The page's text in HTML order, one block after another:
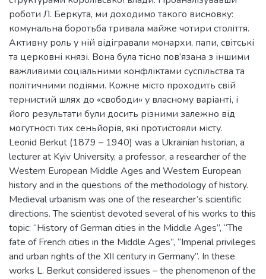
роботи Л. Беркута, ми доходимо такого висновку:
комунальна боротьба тривала майже чотири століття.
Активну роль у ній відігравали монархи, папи, світські
та церковні князі. Вона була тісно пов’язана з іншими
важливими соціальними конфліктами суспільства та
політичними подіями. Кожне місто проходить свій
тернистий шлях до «свободи» у власному варіанті, і
його результати були досить різними залежно від
могутності тих сеньйорів, які протистояли місту.
Leonid Berkut (1879 – 1940) was a Ukrainian historian, a
lecturer at Kyiv University, a professor, a researcher of the
Western European Middle Ages and Western European
history and in the questions of the methodology of history.
Medieval urbanism was one of the researcher’s scientific
directions. The scientist devoted several of his works to this
topic: “History of German cities in the Middle Ages”, “The
fate of French cities in the Middle Ages”, “Imperial privileges
and urban rights of the XII century in Germany”. In these
works L. Berkut considered issues – the phenomenon of the